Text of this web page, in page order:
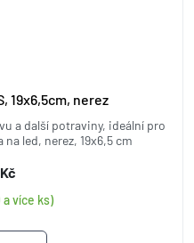
19x6,5cm, nerez
a další potraviny, ideální pro
led, nerez, 19x6,5 cm
a více ks)